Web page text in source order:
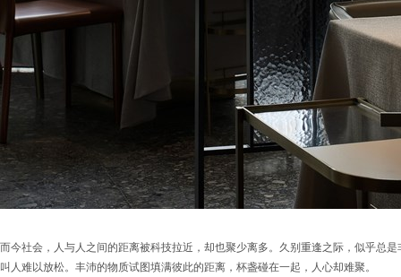
而今社会，人与人之间的距离被科技拉近，却也聚少离多。久别重逢之际，似乎总
叫人难以放松。丰沛的物质试图填满彼此的距离，杯盏碰在一起，人心却难聚。